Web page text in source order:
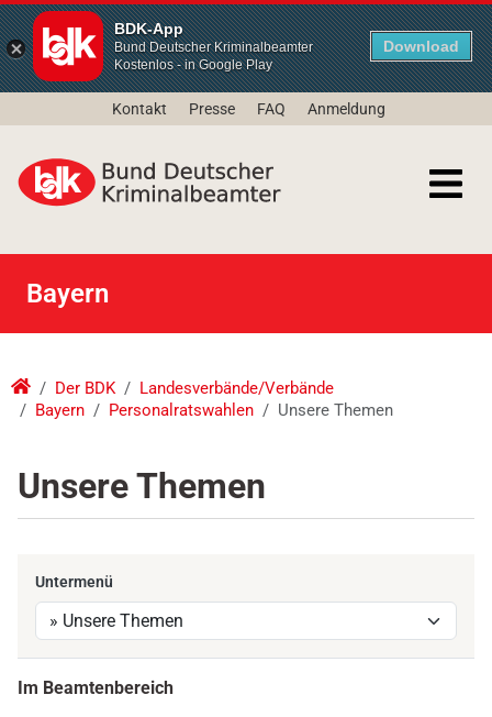
BDK-App
Bund Deutscher Kriminalbeamter
Kostenlos - in Google Play
Download
Kontakt Presse FAQ Anmeldung
Bayern
Der BDK
Landesverbände/Verbände
Bayern
Personalratswahlen Unsere Themen
Unsere Themen
Untermenü
Im Beamtenbereich